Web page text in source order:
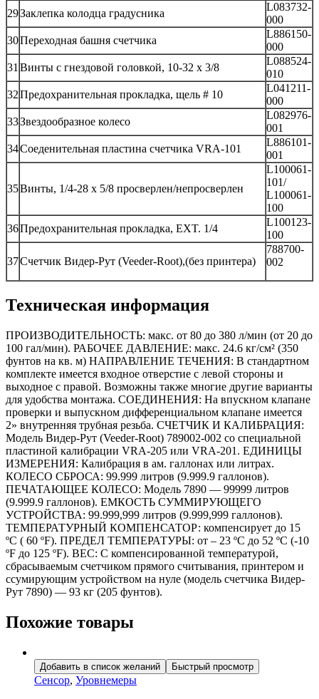
29Заклепка колодца градусника
L083732-
000
30Переходная башня счетчика
L886150-
000
31 Винты с гнездовой головкой, 10-32 х 3/8
L088524-
010
32Предохранительная прокладка, щель # 10
L041211-
000
33Звездообразное колесо
L082976-
001
34Соеденительная пластина счетчика VRA-101
L886101-
001
35Винты, 1/4-28 х 5/8 просверлен/непросверлен
L100061-
101/
L100061-
100
36Предохранительная прокладка, EXT. 1/4
L100123-
100
37Счетчик Видер-Рут (Veeder-Root),(без принтера)
788700-
002
Техническая информация
ПРОИЗВОДИТЕЛЬНОСТЬ: макс. от 80 до 380 л/мин (от 20 до
100 гал/мин). РАБОЧЕЕ ДАВЛЕНИЕ: макс. 24.6 кг/см² (350
фунтов на кв. м) НАПРАВЛЕНИЕ ТЕЧЕНИЯ: В стандартном
комплекте имеется входное отверстие с левой стороны и
выходное с правой. Возможны также многие другие варианты
для удобства монтажа. СОЕДИНЕНИЯ: На впускном клапане
проверки и выпускном дифференциальном клапане имеется
2» внутренняя трубная резьба. СЧЕТЧИК И КАЛИБРАЦИЯ:
Модель Видер-Рут (Veeder-Root) 789002-002 со специальной
пластиной калибрации VRA-205 или VRA-201. ЕДИНИЦЫ
ИЗМЕРЕНИЯ: Калибрация в ам. галлонах или литрах.
КОЛЕСО СБРОСА: 99.999 литров (9.999.9 галлонов).
ПЕЧАТАЮЩЕЕ КОЛЕСО: Модель 7890 — 99999 литров
(9.999.9 галлонов). ЕМКОСТЬ СУММИРУЮЩЕГО
УСТРОЙСТВА: 99.999,999 литров (9.999,999 галлонов).
ТЕМПЕРАТУРНЫЙ КОМПЕНСАТОР: компенсирует до 15
ºC ( 60 ºF). ПРЕДЕЛ ТЕМПЕРАТУРЫ: от – 23 ºC до 52 ºC (-10
ºF до 125 ºF). ВЕС: С компенсированной температурой,
сбрacываемым счетчиком прямого считывания, принтером и
ссумирующим устройством на нуле (модель счетчика Видер-
Рут 7890) — 93 кг (205 фунтов).
Похожие товары
Добавить в список желаний Быстрый просмотр
Сенсор, Уровнемеры